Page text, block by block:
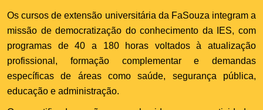
Os cursos de extensão universitária da FaSouza integram a
missão de democratização do conhecimento da IES, com
programas de 40 a 180 horas voltados à atualização
profissional, formação complementar e demandas
específicas de áreas como saúde, segurança pública,
educação e administração.